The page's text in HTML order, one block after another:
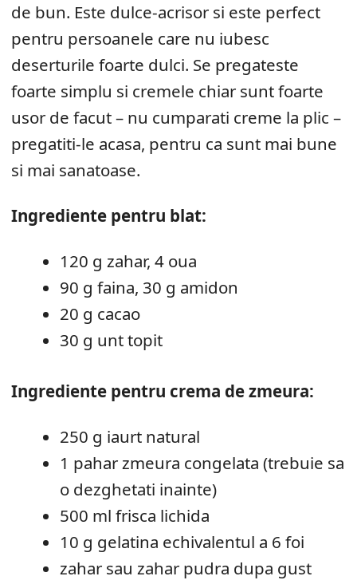
de bun. Este dulce-acrisor si este perfect
pentru persoanele care nu iubesc
deserturile foarte dulci. Se pregateste
foarte simplu si cremele chiar sunt foarte
usor de facut – nu cumparati creme la plic –
pregatiti-le acasa, pentru ca sunt mai bune
si mai sanatoase.
Ingrediente pentru blat:
120 g zahar, 4 oua
90 g faina, 30 g amidon
20 g cacao
30 g unt topit
Ingrediente pentru crema de zmeura:
250 g iaurt natural
1 pahar zmeura congelata (trebuie sa
o dezghetati inainte)
500 ml frisca lichida
10 g gelatina echivalentul a 6 foi
zahar sau zahar pudra dupa gust